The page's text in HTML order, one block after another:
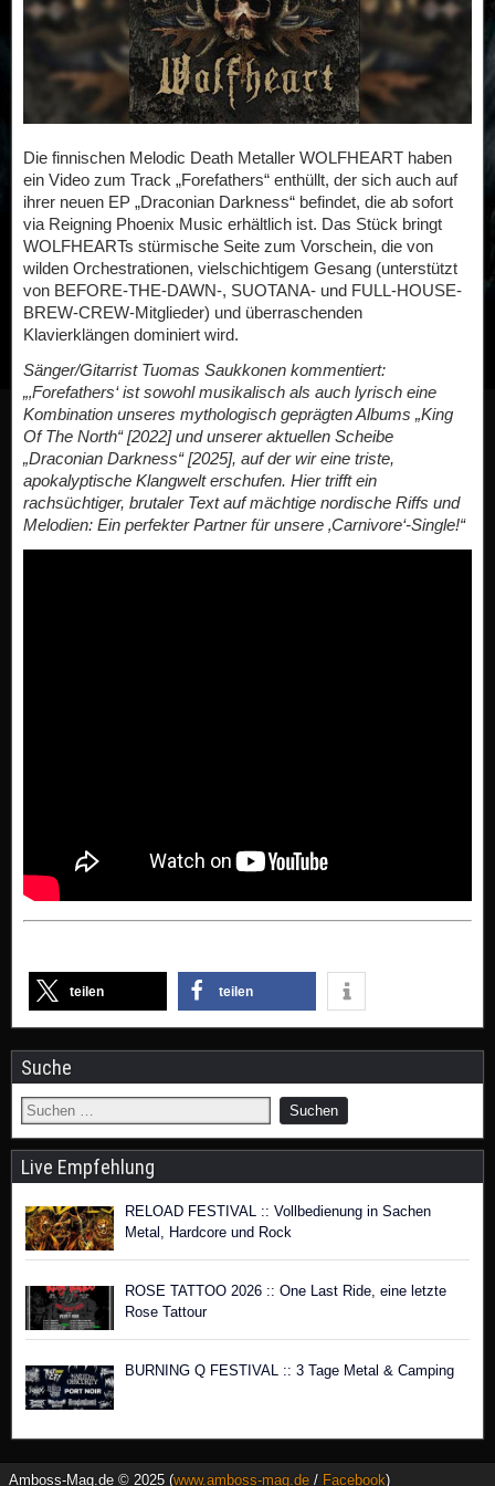
Die finnischen Melodic Death Metaller WOLFHEART haben
ein Video zum Track „Forefathers“ enthüllt, der sich auch auf
ihrer neuen EP „Draconian Darkness“ befindet, die ab sofort
via Reigning Phoenix Music erhältlich ist. Das Stück bringt
WOLFHEARTs stürmische Seite zum Vorschein, die von
wilden Orchestrationen, vielschichtigem Gesang (unterstützt
von BEFORE-THE-DAWN-, SUOTANA- und FULL-HOUSE-
BREW-CREW-Mitglieder) und überraschenden
Klavierklängen dominiert wird.
Sänger/Gitarrist Tuomas Saukkonen kommentiert:
„‚Forefathers‘ ist sowohl musikalisch als auch lyrisch eine
Kombination unseres mythologisch geprägten Albums „King
Of The North“ [2022] und unserer aktuellen Scheibe
„Draconian Darkness“ [2025], auf der wir eine triste,
apokalyptische Klangwelt erschufen. Hier trifft ein
rachsüchtiger, brutaler Text auf mächtige nordische Riffs und
Melodien: Ein perfekter Partner für unsere ‚Carnivore‘-Single!“
teilen teilen
Suche
Live Empfehlung
RELOAD FESTIVAL :: Vollbedienung in Sachen
Metal, Hardcore und Rock
ROSE TATTOO 2026 :: One Last Ride, eine letzte
Rose Tattour
BURNING Q FESTIVAL :: 3 Tage Metal & Camping
Amboss-Mag.de © 2025 (www.amboss-mag.de / Facebook)